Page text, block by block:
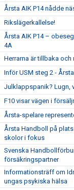
Årsta AIK P14 nådde
Rikslägerkallelse!
Årsta AIK P14 –
4A
Herrarna är tillbaka
Inför USM steg 2 -
Julklappspanik? Lugn,
F10 visar vägen i
Årsta-spelare
Årsta Handboll på
skolor i fokus
Svenska
försäkringspartner
Informationsträff om
ungas psykiska hälsa